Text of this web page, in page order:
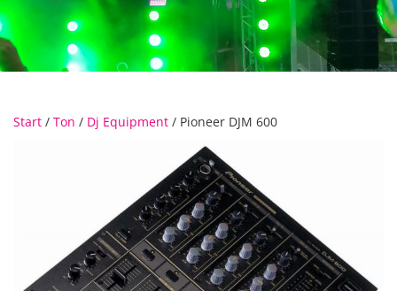
Start / Ton / Dj Equipment / Pioneer DJM 600